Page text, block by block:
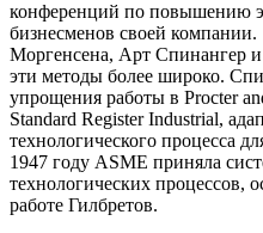
конференций по повышению
бизнесменов своей
Моргенсена, Арт Спинангер
эти методы более широко.
упрощения работы в Procter
Standard Register Industrial,
технологического процесса
1947 году ASME приняла
технологических процессов,
работе Гилбретов.